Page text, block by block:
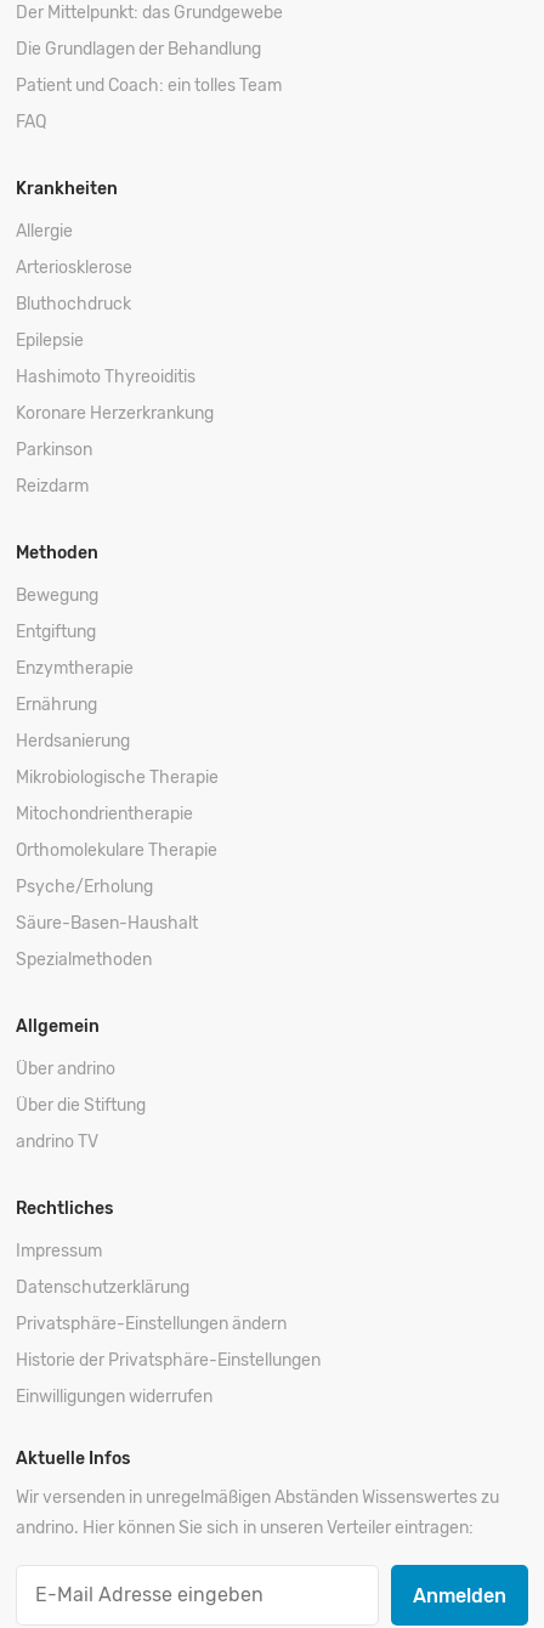
Der Mittelpunkt: das Grundgewebe
Die Grundlagen der Behandlung
Patient und Coach: ein tolles Team
FAQ
Krankheiten
Allergie
Arteriosklerose
Bluthochdruck
Epilepsie
Hashimoto Thyreoiditis
Koronare Herzerkrankung
Parkinson
Reizdarm
Methoden
Bewegung
Entgiftung
Enzymtherapie
Ernährung
Herdsanierung
Mikrobiologische Therapie
Mitochondrientherapie
Orthomolekulare Therapie
Psyche/Erholung
Säure-Basen-Haushalt
Spezialmethoden
Allgemein
Über andrino
Über die Stiftung
andrino TV
Rechtliches
Impressum
Datenschutzerklärung
Privatsphäre-Einstellungen ändern
Historie der Privatsphäre-Einstellungen
Einwilligungen widerrufen
Aktuelle Infos
Wir versenden in unregelmäßigen Abständen Wissenswertes zu
andrino. Hier können Sie sich in unseren Verteiler eintragen:
Anmelden